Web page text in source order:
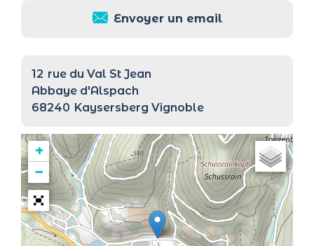
Envoyer un email
12 rue du Val St Jean
Abbaye d'Alspach
68240 Kaysersberg Vignoble
+
−